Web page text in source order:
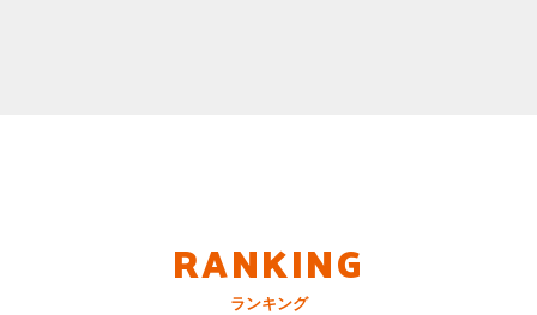
RANKING
ランキング